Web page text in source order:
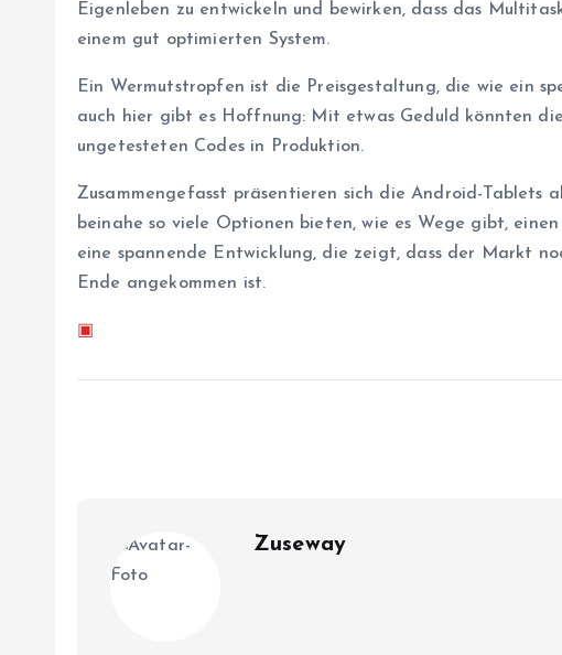
Eigenleben zu entwickeln und bewirken, dass das
einem gut optimierten System.
Ein Wermutstropfen ist die Preisgestaltung, die wie ein
auch hier gibt es Hoffnung: Mit etwas Geduld könnten
ungetesteten Codes in Produktion.
Zusammengefasst präsentieren sich die Android-Tablets
beinahe so viele Optionen bieten, wie es Wege gibt,
eine spannende Entwicklung, die zeigt, dass der Markt
Ende angekommen ist.
▣
Zuseway